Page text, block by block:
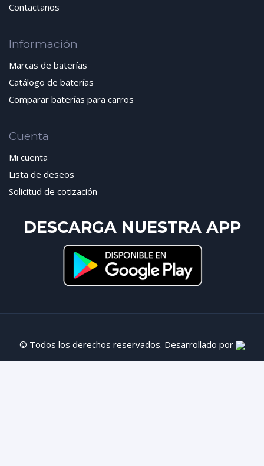
Contactanos
Información
Marcas de baterías
Catálogo de baterías
Comparar baterías para carros
Cuenta
Mi cuenta
Lista de deseos
Solicitud de cotización
DESCARGA NUESTRA APP
© Todos los derechos reservados. Desarrollado por